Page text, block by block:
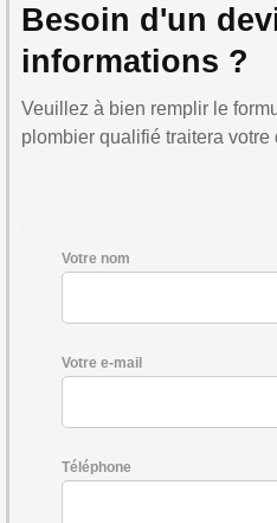
Besoin d'un
informations ?
Veuillez à bien remplir le
plombier qualifié traitera
Votre nom
Votre e-mail
Téléphone